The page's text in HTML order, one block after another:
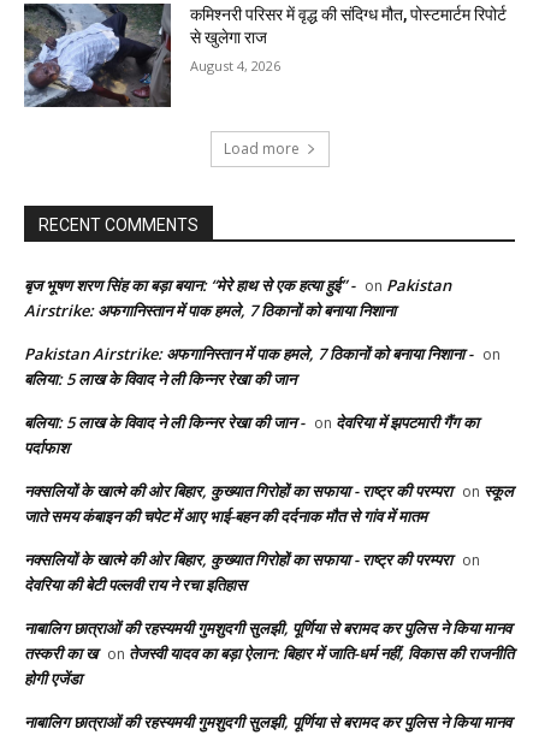
कमिश्नरी परिसर में वृद्ध की संदिग्ध मौत, पोस्टमार्टम रिपोर्ट
से खुलेगा राज
August 4, 2026
Load more
RECENT COMMENTS
बृज भूषण शरण सिंह का बड़ा बयान: “मेरे हाथ से एक हत्या हुई” - on Pakistan
Airstrike: अफगानिस्तान में पाक हमले, 7 ठिकानों को बनाया निशाना
Pakistan Airstrike: अफगानिस्तान में पाक हमले, 7 ठिकानों को बनाया निशाना - on
बलिया: 5 लाख के विवाद ने ली किन्नर रेखा की जान
बलिया: 5 लाख के विवाद ने ली किन्नर रेखा की जान - on देवरिया में झपटमारी गैंग का
पर्दाफाश
नक्सलियों के खात्मे की ओर बिहार, कुख्यात गिरोहों का सफाया - राष्ट्र की परम्परा on स्कूल
जाते समय कंबाइन की चपेट में आए भाई-बहन की दर्दनाक मौत से गांव में मातम
नक्सलियों के खात्मे की ओर बिहार, कुख्यात गिरोहों का सफाया - राष्ट्र की परम्परा on
देवरिया की बेटी पल्लवी राय ने रचा इतिहास
नाबालिग छात्राओं की रहस्यमयी गुमशुदगी सुलझी, पूर्णिया से बरामद कर पुलिस ने किया मानव
तस्करी का ख on तेजस्वी यादव का बड़ा ऐलान: बिहार में जाति-धर्म नहीं, विकास की राजनीति
होगी एजेंडा
नाबालिग छात्राओं की रहस्यमयी गुमशुदगी सुलझी, पूर्णिया से बरामद कर पुलिस ने किया मानव